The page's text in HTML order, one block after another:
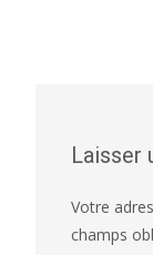
Laisser
Votre
champs